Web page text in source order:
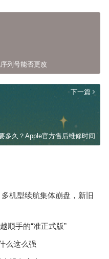
列号能否更改
下一篇
多久？Apple官方售后维修时间
机型续航集体崩盘，新旧
顺手的“准正式版”
么这么强